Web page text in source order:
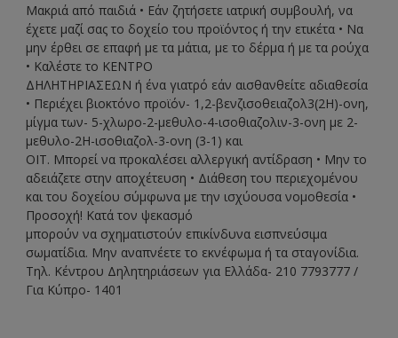
Μακριά από παιδιά • Εάν ζητήσετε ιατρική συμβουλή, να
έχετε μαζί σας το δοχείο του προϊόντος ή την ετικέτα • Να
μην έρθει σε επαφή με τα μάτια, με το δέρμα ή με τα ρούχα
• Καλέστε το ΚΕΝΤΡΟ
ΔΗΛΗΤΗΡΙΑΣΕΩΝ ή ένα γιατρό εάν αισθανθείτε αδιαθεσία
• Περιέχει βιοκτόνο προϊόν- 1,2-βενζισοθειαζολ3(2Η)-ονη,
μίγμα των- 5-χλωρο-2-μεθυλο-4-ισοθιαζολιν-3-ονη με 2-
μεθυλο-2Η-ισοθιαζολ-3-ονη (3-1) και
ΟΙΤ. Μπορεί να προκαλέσει αλλεργική αντίδραση • Μην το
αδειάζετε στην αποχέτευση • Διάθεση του περιεχομένου
και του δοχείου σύμφωνα με την ισχύουσα νομοθεσία •
Προσοχή! Κατά τον ψεκασμό
μπορούν να σχηματιστούν επικίνδυνα εισπνεύσιμα
σωματίδια. Μην αναπνέετε το εκνέφωμα ή τα σταγονίδια.
Τηλ. Κέντρου Δηλητηριάσεων για Ελλάδα- 210 7793777 /
Για Κύπρο- 1401